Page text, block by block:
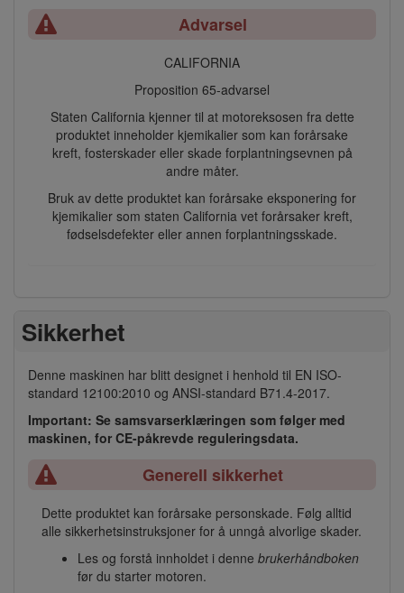
Advarsel
CALIFORNIA
Proposition 65-advarsel
Staten California kjenner til at motoreksosen fra dette
produktet inneholder kjemikalier som kan forårsake
kreft, fosterskader eller skade forplantningsevnen på
andre måter.
Bruk av dette produktet kan forårsake eksponering for
kjemikalier som staten California vet forårsaker kreft,
fødselsdefekter eller annen forplantningsskade.
Sikkerhet
Denne maskinen har blitt designet i henhold til EN ISO-
standard 12100:2010 og ANSI-standard B71.4-2017.
Important: Se samsvarserklæringen som følger med
maskinen, for CE-påkrevde reguleringsdata.
Generell sikkerhet
Dette produktet kan forårsake personskade. Følg alltid
alle sikkerhetsinstruksjoner for å unngå alvorlige skader.
Les og forstå innholdet i denne brukerhåndboken
før du starter motoren.